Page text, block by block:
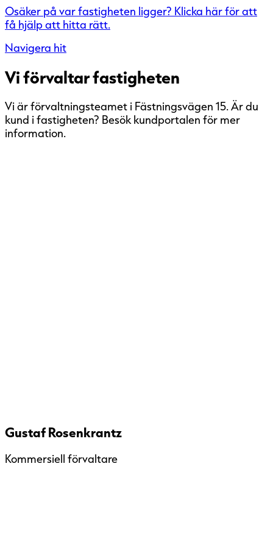
Osäker på var fastigheten ligger? Klicka här för att
få hjälp att hitta rätt.
Navigera hit
Vi förvaltar fastigheten
Vi är förvaltningsteamet i Fästningsvägen 15. Är du
kund i fastigheten? Besök kundportalen för mer
information.
Gustaf Rosenkrantz
Kommersiell förvaltare